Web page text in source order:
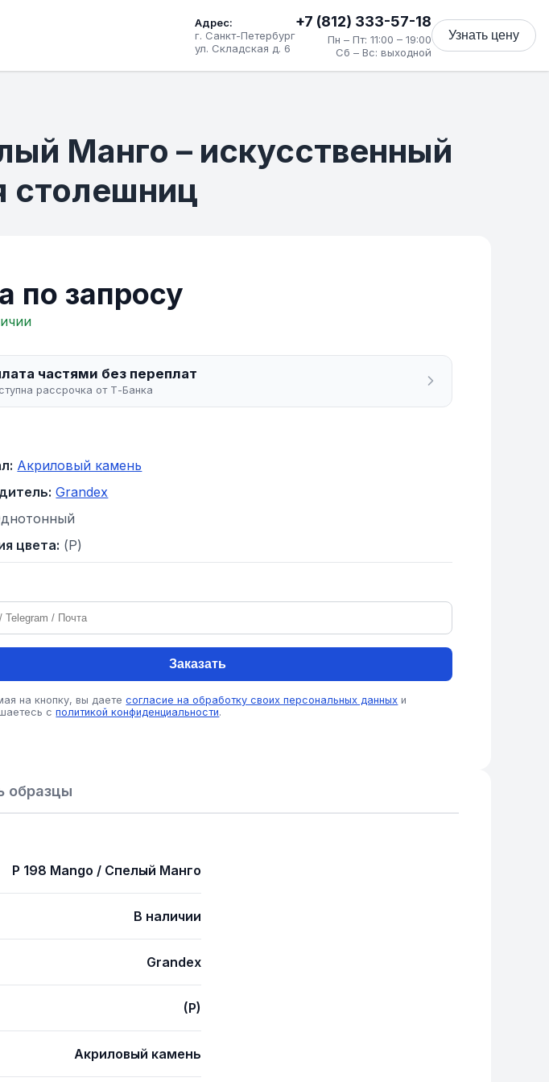
Адрес:
г. Санкт-Петербург
ул. Складская д. 6
+7 (812) 333-57-18
Пн – Пт: 11:00 – 19:00
Сб – Вс: выходной
Узнать цену
Манго – искусственный
столешниц
по запросу
частями без переплат
рассрочка от Т-Банка
Акриловый камень
Grandex
цвета: (P)
Заказать
на кнопку, вы даетесогласие на обработку своих персональных данных и
сполитикой конфиденциальности.
образцы
P 198 Mango / Спелый Манго
В наличии
Grandex
(P)
Акриловый камень